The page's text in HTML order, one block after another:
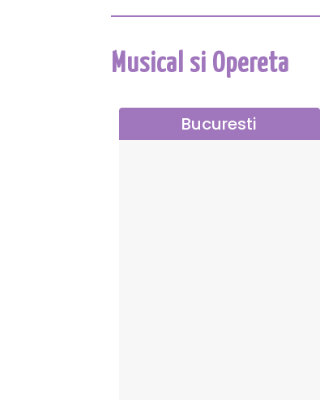
Musical si Opereta
Bucuresti